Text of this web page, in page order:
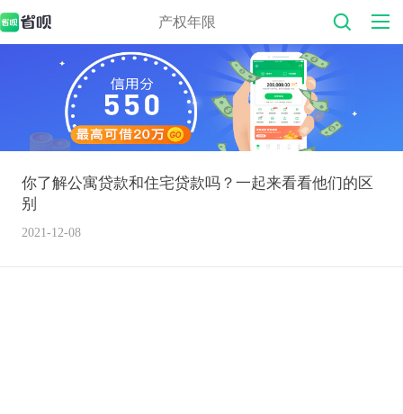
产权年限
你了解公寓贷款和住宅贷款吗？一起来看看他们的区
别
2021-12-08